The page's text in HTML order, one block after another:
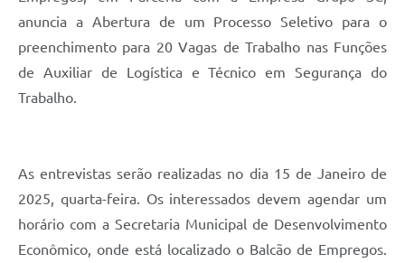
anuncia a Abertura de um Processo Seletivo para o
preenchimento para 20 Vagas de Trabalho nas Funções
de Auxiliar de Logística e Técnico em Segurança do
Trabalho.
As entrevistas serão realizadas no dia 15 de Janeiro de
2025, quarta-feira. Os interessados devem agendar um
horário com a Secretaria Municipal de Desenvolvimento
Econômico, onde está localizado o Balcão de Empregos.